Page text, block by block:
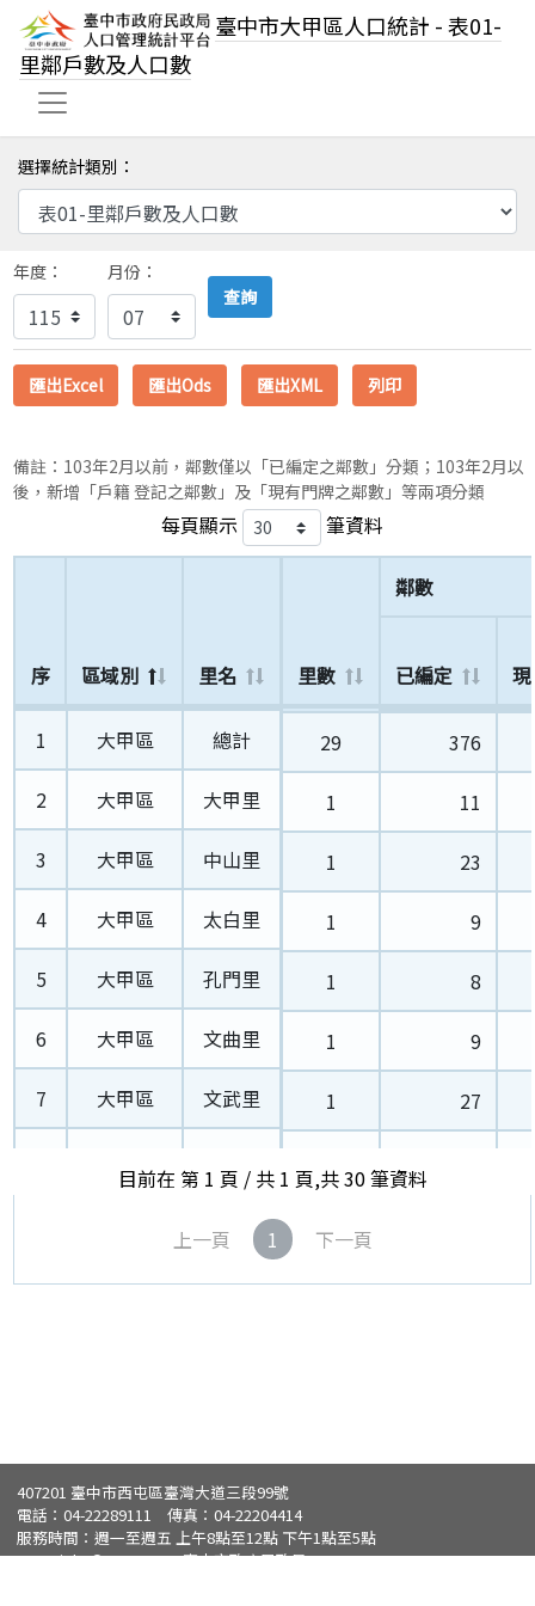
臺中市大甲區人口統計 - 表01-
里鄰戶數及人口數
選擇統計類別：
年度：
月份：
查詢
匯出Excel 匯出Ods 匯出XML 列印
備註：103年2月以前，鄰數僅以「已編定之鄰數」分類；103年2月以
後，新增「戶籍 登記之鄰數」及「現有門牌之鄰數」等兩項分類
每頁顯示 筆資料
序 區域別 里名 里數
鄰數
已編定
區域別 里名 鄰數
1 大甲區 總計 29 376
2 大甲區 大甲里 1 11
3 大甲區 中山里 1 23
4 大甲區 太白里 1 9
5 大甲區 孔門里 1 8
6 大甲區 文曲里 1 9
7 大甲區 文武里 1 27
平安里
10 大甲區 江南里 1 9
13 大甲區 孟春里 1 17
14 大甲區 岷山里
序 區域別 里名
1 大甲區 總計
2 大甲區 大甲里
3 大甲區 中山里
4 大甲區 太白里
5 大甲區 孔門里
6 大甲區 文曲里
7 大甲區 文武里
平安里
10 大甲區 江南里
13 大甲區 孟春里
14 大甲區 岷山里
目前在 第 1 頁 / 共 1 頁,共 30 筆資料
上一頁 1 下一頁
407201 臺中市西屯區臺灣大道三段99號
電話：04-22289111 傳真：04-22204414
服務時間：週一至週五 上午8點至12點 下午1點至5點
Copyright © 2020-2026 臺中市政府民政局